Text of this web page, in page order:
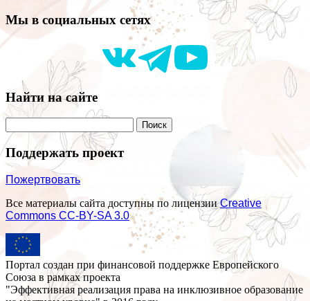
Мы в социальных сетях
Найти на сайте
Поддержать проект
Пожертвовать
Все материалы сайта доступны по лицензииCreative
Commons СС-BY-SA 3.0
Портал создан при финансовой поддержке Европейского
Союза в рамках проекта
"Эффективная реализация права на инклюзивное образование